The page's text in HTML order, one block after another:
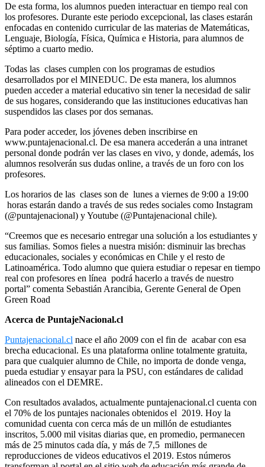
De esta forma, los alumnos pueden interactuar en tiempo real con
los profesores. Durante este periodo excepcional, las clases estarán
enfocadas en contenido curricular de las materias de Matemáticas,
Lenguaje, Biología, Física, Química e Historia, para alumnos de
séptimo a cuarto medio.
Todas las clases cumplen con los programas de estudios
desarrollados por el MINEDUC. De esta manera, los alumnos
pueden acceder a material educativo sin tener la necesidad de salir
de sus hogares, considerando que las instituciones educativas han
suspendidos las clases por dos semanas.
Para poder acceder, los jóvenes deben inscribirse en
www.puntajenacional.cl. De esa manera accederán a una intranet
personal donde podrán ver las clases en vivo, y donde, además, los
alumnos resolverán sus dudas online, a través de un foro con los
profesores.
Los horarios de las clases son de lunes a viernes de 9:00 a 19:00
horas estarán dando a través de sus redes sociales como Instagram
(@puntajenacional) y Youtube (@Puntajenacional chile).
“Creemos que es necesario entregar una solución a los estudiantes y
sus familias. Somos fieles a nuestra misión: disminuir las brechas
educacionales, sociales y económicas en Chile y el resto de
Latinoamérica. Todo alumno que quiera estudiar o repesar en tiempo
real con profesores en línea podrá hacerlo a través de nuestro
portal” comenta Sebastián Arancibia, Gerente General de Open
Green Road
Acerca de PuntajeNacional.cl
Puntajenacional.cl nace el año 2009 con el fin de acabar con esa
brecha educacional. Es una plataforma online totalmente gratuita,
para que cualquier alumno de Chile, no importa de donde venga,
pueda estudiar y ensayar para la PSU, con estándares de calidad
alineados con el DEMRE.
Con resultados avalados, actualmente puntajenacional.cl cuenta con
el 70% de los puntajes nacionales obtenidos el 2019. Hoy la
comunidad cuenta con cerca más de un millón de estudiantes
inscritos, 5.000 mil visitas diarias que, en promedio, permanecen
más de 25 minutos cada día, y más de 7,5 millones de
reproducciones de videos educativos el 2019. Estos números